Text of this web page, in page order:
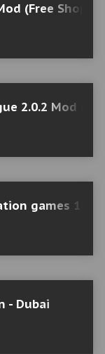
(Free
2.0.2 Mod
games
- Dubai